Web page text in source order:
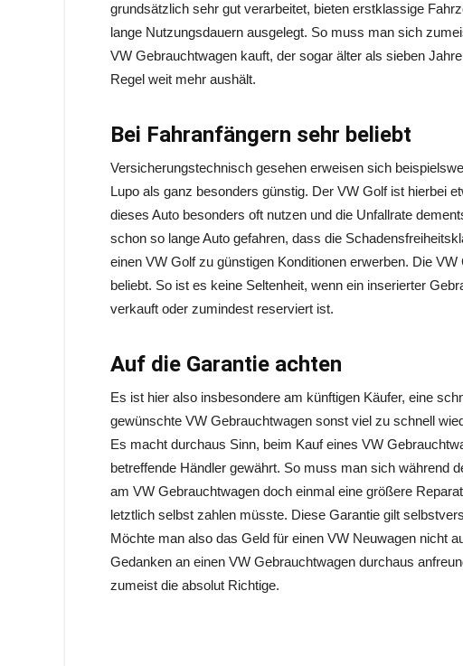
grundsätzlich sehr gut verarbeitet, bieten erstklassige
lange Nutzungsdauern ausgelegt. So muss man sich
VW Gebrauchtwagen kauft, der sogar älter als sieben
Regel weit mehr aushält.
Bei Fahranfängern sehr beliebt
Versicherungstechnisch gesehen erweisen sich
Lupo als ganz besonders günstig. Der VW Golf ist hierbei
dieses Auto besonders oft nutzen und die Unfallrate
schon so lange Auto gefahren, dass die
einen VW Golf zu günstigen Konditionen erwerben. Die
beliebt. So ist es keine Seltenheit, wenn ein inserierter
verkauft oder zumindest reserviert ist.
Auf die Garantie achten
Es ist hier also insbesondere am künftigen Käufer, eine
gewünschte VW Gebrauchtwagen sonst viel zu schnell
Es macht durchaus Sinn, beim Kauf eines VW
betreffende Händler gewährt. So muss man sich während
am VW Gebrauchtwagen doch einmal eine größere
letztlich selbst zahlen müsste. Diese Garantie gilt
Möchte man also das Geld für einen VW Neuwagen nicht
Gedanken an einen VW Gebrauchtwagen durchaus
zumeist die absolut Richtige.